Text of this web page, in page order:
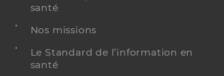
santé
Nos missions
Le Standard de l’information en
santé